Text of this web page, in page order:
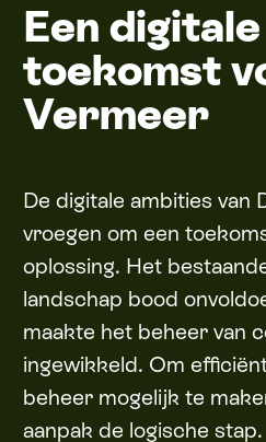
Een digitale
toekomst
Vermeer
De digitale ambities van
vroegen om een
oplossing. Het
landschap bood
maakte het beheer van
ingewikkeld. Om
beheer mogelijk te
aanpak de logische stap.